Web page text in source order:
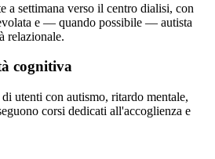
a settimana verso il centro dialisi, con
e — quando possibile — autista
relazionale.
cognitiva
utenti con autismo, ritardo mentale,
corsi dedicati all'accoglienza e